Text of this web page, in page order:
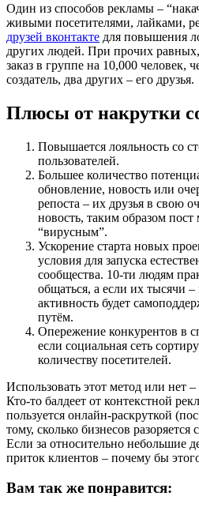
Один из способов рекламы –
живыми посетителями, лайками,
друзей вконтакте для повышения
других людей. При прочих
заказ в группе на 10,000 человек,
создатель, два других – его друзья.
Плюсы от накрутки
Повышается лояльность со
пользователей.
Большее количество
обновление, новость или
репоста – их друзья в свою
новость, таким образом пост
“вирусным”.
Ускорение старта новых
условия для запуска
сообщества. 10-ти людям
общаться, а если их тысячи –
активность будет
путём.
Опережение конкурентов в
если социальная сеть
количеству посетителей.
Использовать этот метод или нет
Кто-то балдеет от контекстной
пользуется онлайн-раскруткой
тому, сколько бизнесов
Если за относительно небольшие
приток клиентов – почему бы
Вам так же понравится: